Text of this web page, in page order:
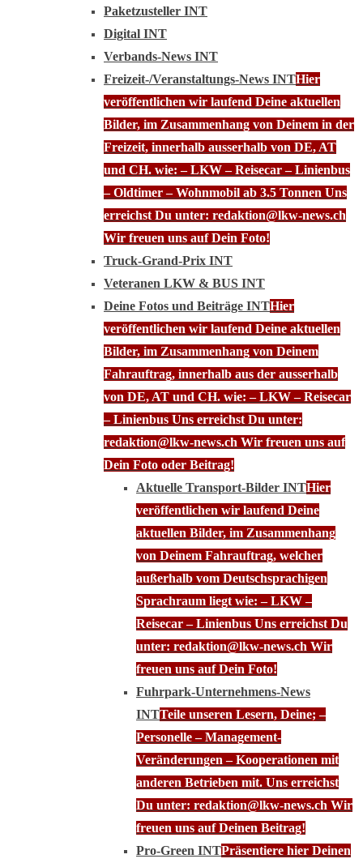
Paketzusteller INT
Digital INT
Verbands-News INT
Freizeit-/Veranstaltungs-News INTHier
veröffentlichen wir laufend Deine aktuellen
Bilder, im Zusammenhang von Deinem in der
Freizeit, innerhalb ausserhalb von DE, AT
und CH. wie: – LKW – Reisecar – Linienbus
– Oldtimer – Wohnmobil ab 3.5 Tonnen Uns
erreichst Du unter: redaktion@lkw-news.ch
Wir freuen uns auf Dein Foto!
Truck-Grand-Prix INT
Veteranen LKW & BUS INT
Deine Fotos und Beiträge INTHier
veröffentlichen wir laufend Deine aktuellen
Bilder, im Zusammenhang von Deinem
Fahrauftrag, innerhalb aus der ausserhalb
von DE, AT und CH. wie: – LKW – Reisecar
– Linienbus Uns erreichst Du unter:
redaktion@lkw-news.ch Wir freuen uns auf
Dein Foto oder Beitrag!
Aktuelle Transport-Bilder INTHier
veröffentlichen wir laufend Deine
aktuellen Bilder, im Zusammenhang
von Deinem Fahrauftrag, welcher
außerhalb vom Deutschsprachigen
Sprachraum liegt wie: – LKW –
Reisecar – Linienbus Uns erreichst Du
unter: redaktion@lkw-news.ch Wir
freuen uns auf Dein Foto!
Fuhrpark-Unternehmens-News
INTTeile unseren Lesern, Deine; –
Personelle – Management-
Veränderungen – Kooperationen mit
anderen Betrieben mit. Uns erreichst
Du unter: redaktion@lkw-news.ch Wir
freuen uns auf Deinen Beitrag!
Pro-Green INTPräsentiere hier Deinen